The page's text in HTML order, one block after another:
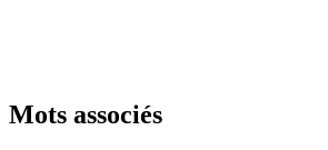
Mots associés